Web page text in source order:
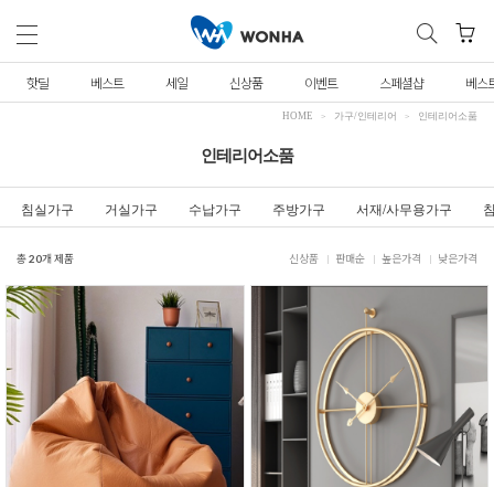
핫딜 베스트 세일 신상품 이벤트 스페셜샵 베스
HOME 가구/인테리어 인테리어소품
인테리어소품
침실가구 거실가구 수납가구 주방가구 서재/사무용가구
총20개 제품 신상품 판매순 높은가격 낮은가격